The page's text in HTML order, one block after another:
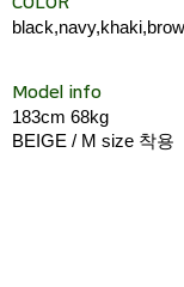
Model info
183cm 68kg
BEIGE / M size 착용